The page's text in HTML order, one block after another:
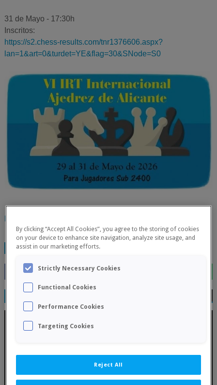
31 de Mayo - 17:30h
Inscritos:
https://s2.chess-results.com/tnr1376606.aspx?
lan=1&art=0&turdet=YE&flag=30&SNode=S0
TAGS: FINALIZADOS
RELATED POSTS
By clicking “Accept All Cookies”, you agree to the storing of cookies
on your device to enhance site navigation, analyze site usage, and
assist in our marketing efforts.
Strictly Necessary Cookies
Functional Cookies
Performance Cookies
Targeting Cookies
Reject All